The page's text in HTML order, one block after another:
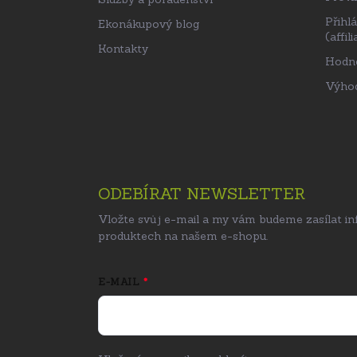
Ekonákupový blog
Kontakty
ODEBÍRAT NEWSLETTER
Vložte svůj e-mail a my vám budeme zasílat
produktech na našem e-shopu.
E-MAIL